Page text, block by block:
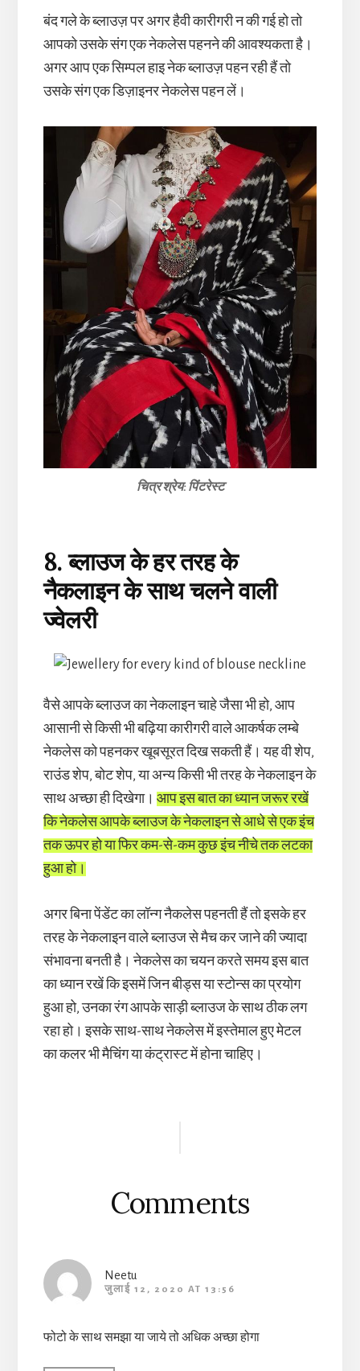
बंद गले के ब्लाउज़ पर अगर हैवी कारीगरी न की गई हो तो
आपको उसके संग एक नेकलेस पहनने की आवश्यकता है।
अगर आप एक सिम्पल हाइ नेक ब्लाउज़ पहन रही हैं तो
उसके संग एक डिज़ाइनर नेकलेस पहन लें।
चित्र श्रेय: पिंटरेस्ट
8. ब्लाउज के हर तरह के
नैकलाइन के साथ चलने वाली
ज्वेलरी
वैसे आपके ब्लाउज का नेकलाइन चाहे जैसा भी हो, आप
आसानी से किसी भी बढ़िया कारीगरी वाले आकर्षक लम्बे
नेकलेस को पहनकर खूबसूरत दिख सकती हैं। यह वी शेप,
राउंड शेप, बोट शेप, या अन्य किसी भी तरह के नेकलाइन के
साथ अच्छा ही दिखेगा। आप इस बात का ध्यान जरूर रखें
कि नेकलेस आपके ब्लाउज के नेकलाइन से आधे से एक इंच
तक ऊपर हो या फिर कम-से-कम कुछ इंच नीचे तक लटका
हुआ हो।
अगर बिना पेंडेंट का लॉन्ग नैकलेस पहनती हैं तो इसके हर
तरह के नेकलाइन वाले ब्लाउज से मैच कर जाने की ज्यादा
संभावना बनती है। नेकलेस का चयन करते समय इस बात
का ध्यान रखें कि इसमें जिन बीड्स या स्टोन्स का प्रयोग
हुआ हो, उनका रंग आपके साड़ी ब्लाउज के साथ ठीक लग
रहा हो। इसके साथ-साथ नेकलेस में इस्तेमाल हुए मेटल
का कलर भी मैचिंग या कंट्रास्ट में होना चाहिए।
Comments
Neetu
जुलाई 12, 2020 AT 13:56
फोटो के साथ समझा या जाये तो अधिक अच्छा होगा